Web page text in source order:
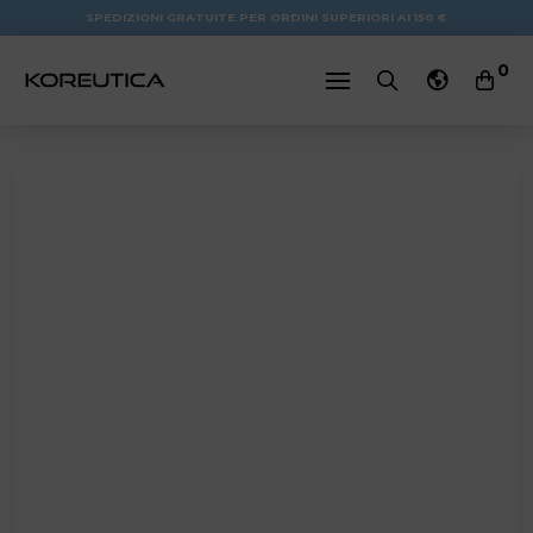
SPEDIZIONI GRATUITE PER ORDINI SUPERIORI AI 150 €
0